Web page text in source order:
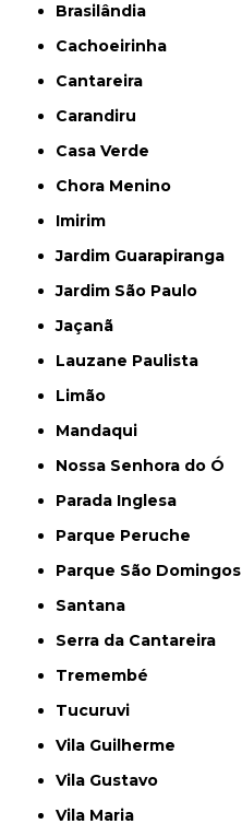
Brasilândia
Cachoeirinha
Cantareira
Carandiru
Casa Verde
Chora Menino
Imirim
Jardim Guarapiranga
Jardim São Paulo
Jaçanã
Lauzane Paulista
Limão
Mandaqui
Nossa Senhora do Ó
Parada Inglesa
Parque Peruche
Parque São Domingos
Santana
Serra da Cantareira
Tremembé
Tucuruvi
Vila Guilherme
Vila Gustavo
Vila Maria